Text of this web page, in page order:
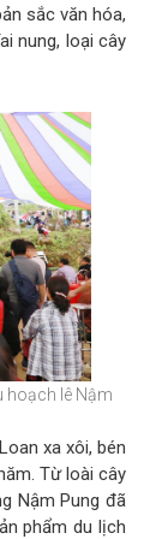
sắc văn hóa,
nung, loại cây
hoạch lê Nậm
xa xôi, bén
Từ loài cây
Nậm Pung đã
phẩm du lịch